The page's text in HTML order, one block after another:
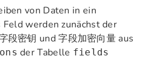
von Daten in ein
werden zunächst der
段密钥 und字段加密向量 aus
der Tabelle fields